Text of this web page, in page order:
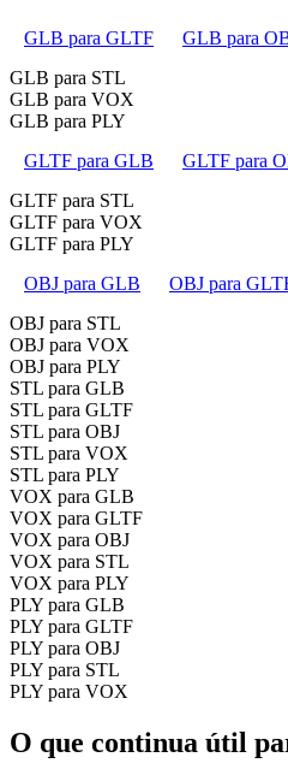
GLB para GLTF
GLB para
GLB para STL
GLB para VOX
GLB para PLY
GLTF para GLB
GLTF para
GLTF para STL
GLTF para VOX
GLTF para PLY
OBJ para GLB
OBJ para
OBJ para STL
OBJ para VOX
OBJ para PLY
STL para GLB
STL para GLTF
STL para OBJ
STL para VOX
STL para PLY
VOX para GLB
VOX para GLTF
VOX para OBJ
VOX para STL
VOX para PLY
PLY para GLB
PLY para GLTF
PLY para OBJ
PLY para STL
PLY para VOX
O que continua útil